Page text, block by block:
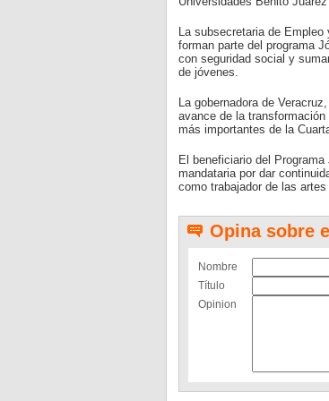
La subsecretaria de
forman parte del programa
con seguridad social y
de jóvenes.
La gobernadora de
avance de la
más importantes de la
El beneficiario del
mandataria por dar
como trabajador de las
Opina sobre
Nombre
Título
Opinion